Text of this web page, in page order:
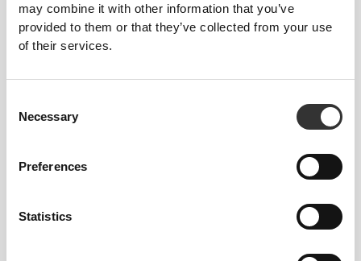
may combine it with other information that you’ve
provided to them or that they’ve collected from your use
of their services.
Selection
Necessary
Preferences
Statistics
πολύ ευέλικτες παντόφλες, σχεδιασμένες με τη δική